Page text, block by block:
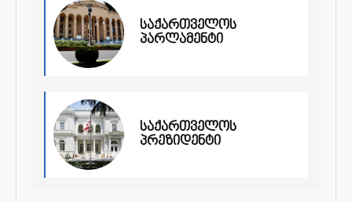
საქართველოს
პარლამენტი
საქართველოს
პრეზიდენტი